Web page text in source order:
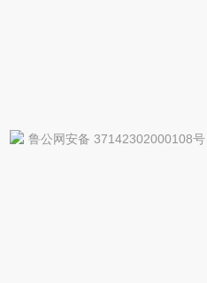
鲁公网安备 37142302000108号